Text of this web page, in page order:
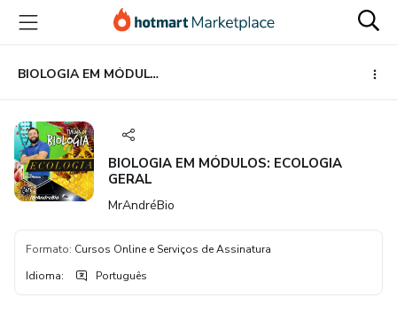
para
conteúdo
principal
para
pagamento
para
rodapé
BIOLOGIA EM MÓDULOS: ECOLOGIA GERAL
BIOLOGIA EM MÓDULOS: ECOLOGIA
GERAL
MrAndréBio
Formato: Cursos Online e Serviços de Assinatura
Idioma: Português